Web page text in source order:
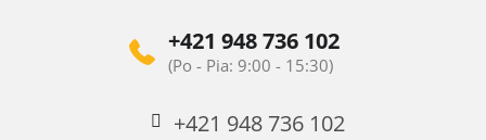
+421 948 736 102
+421 948 736 102